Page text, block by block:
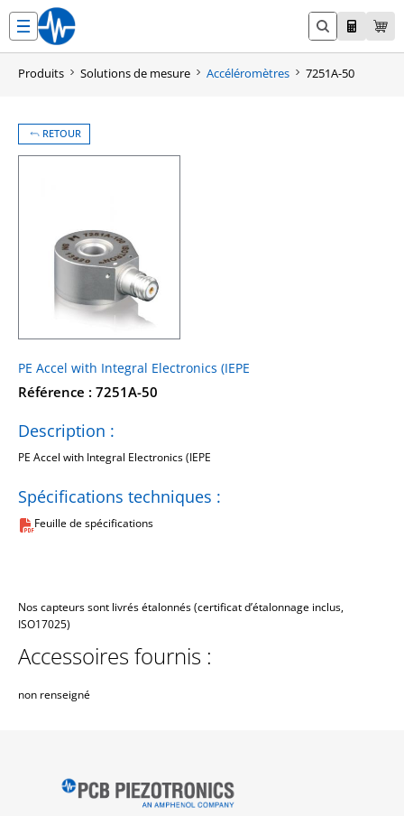
contenu
Produits Solutions de mesure Accéléromètres 7251A-50
RETOUR
PE Accel with Integral Electronics (IEPE
Référence : 7251A-50
Spécifications techniques :
Feuille de spécifications
Description :
PE Accel with Integral Electronics (IEPE
Nos capteurs sont livrés étalonnés (certificat d’étalonnage inclus,
ISO17025)
Accessoires fournis :
non renseigné